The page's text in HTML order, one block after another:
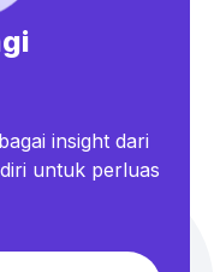
insight dari
untuk perluas